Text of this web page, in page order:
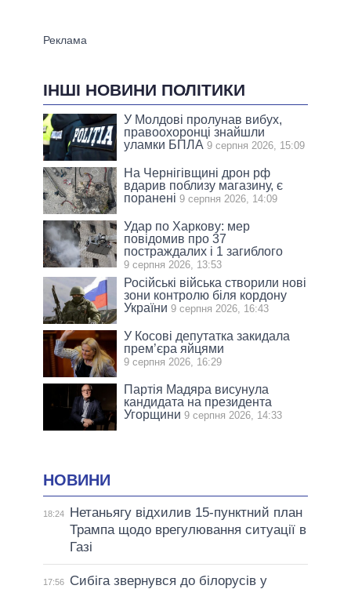
ІНШІ НОВИНИ ПОЛІТИКИ
У Молдові пролунав вибух,
правоохоронці знайшли
уламки БПЛА 9 серпня 2026, 15:09
На Чернігівщині дрон рф
вдарив поблизу магазину, є
поранені 9 серпня 2026, 14:09
Удар по Харкову: мер
повідомив про 37
постраждалих і 1 загиблого
9 серпня 2026, 13:53
Російські війська створили нові
зони контролю біля кордону
України 9 серпня 2026, 16:43
У Косові депутатка закидала
прем’єра яйцями
9 серпня 2026, 16:29
Партія Мадяра висунула
кандидата на президента
Угорщини 9 серпня 2026, 14:33
НОВИНИ
18:24
Нетаньягу відхилив 15-пунктний план
Трампа щодо врегулювання ситуації в
Газі
17:56
Сибіга звернувся до білорусів у